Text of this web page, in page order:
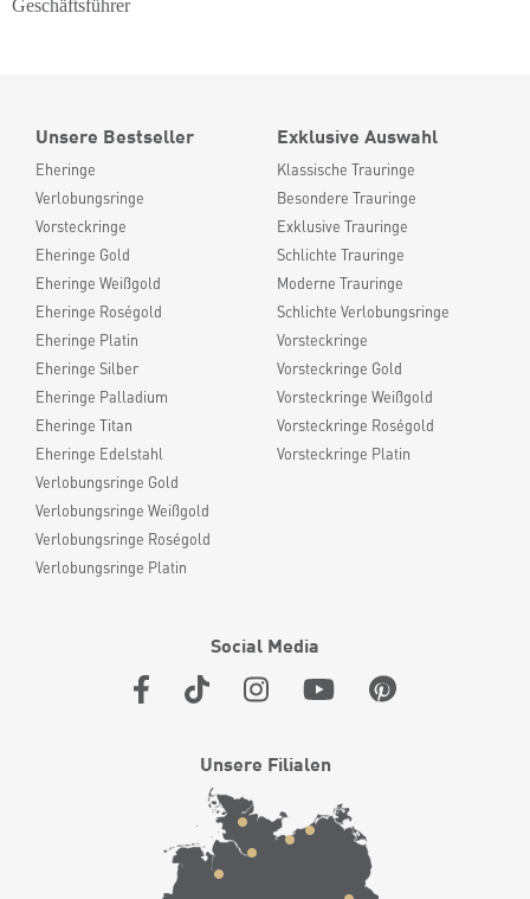
Geschäftsführer
Unsere Bestseller
Eheringe
Verlobungsringe
Vorsteckringe
Eheringe Gold
Eheringe Weißgold
Eheringe Roségold
Eheringe Platin
Eheringe Silber
Eheringe Palladium
Eheringe Titan
Eheringe Edelstahl
Verlobungsringe Gold
Verlobungsringe Weißgold
Verlobungsringe Roségold
Verlobungsringe Platin
Exklusive Auswahl
Klassische Trauringe
Besondere Trauringe
Exklusive Trauringe
Schlichte Trauringe
Moderne Trauringe
Schlichte Verlobungsringe
Vorsteckringe
Vorsteckringe Gold
Vorsteckringe Weißgold
Vorsteckringe Roségold
Vorsteckringe Platin
Social Media
Unsere Filialen